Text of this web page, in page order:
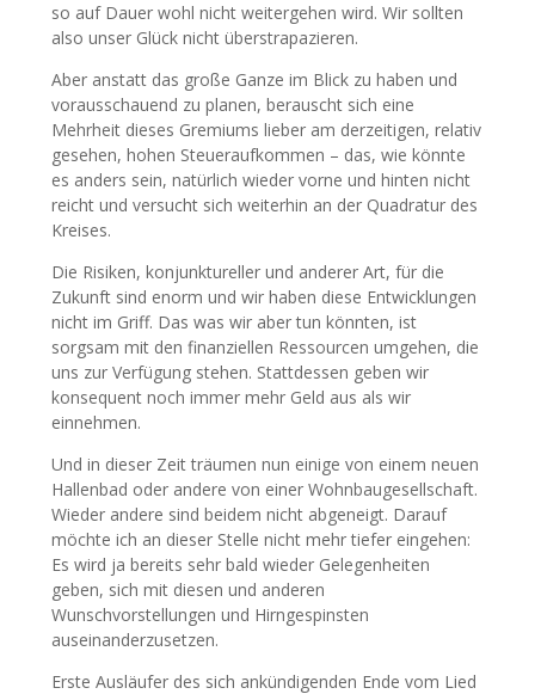
so auf Dauer wohl nicht weitergehen wird. Wir sollten
also unser Glück nicht überstrapazieren.
Aber anstatt das große Ganze im Blick zu haben und
vorausschauend zu planen, berauscht sich eine
Mehrheit dieses Gremiums lieber am derzeitigen, relativ
gesehen, hohen Steueraufkommen – das, wie könnte
es anders sein, natürlich wieder vorne und hinten nicht
reicht und versucht sich weiterhin an der Quadratur des
Kreises.
Die Risiken, konjunktureller und anderer Art, für die
Zukunft sind enorm und wir haben diese Entwicklungen
nicht im Griff. Das was wir aber tun könnten, ist
sorgsam mit den finanziellen Ressourcen umgehen, die
uns zur Verfügung stehen. Stattdessen geben wir
konsequent noch immer mehr Geld aus als wir
einnehmen.
Und in dieser Zeit träumen nun einige von einem neuen
Hallenbad oder andere von einer Wohnbaugesellschaft.
Wieder andere sind beidem nicht abgeneigt. Darauf
möchte ich an dieser Stelle nicht mehr tiefer eingehen:
Es wird ja bereits sehr bald wieder Gelegenheiten
geben, sich mit diesen und anderen
Wunschvorstellungen und Hirngespinsten
auseinanderzusetzen.
Erste Ausläufer des sich ankündigenden Ende vom Lied